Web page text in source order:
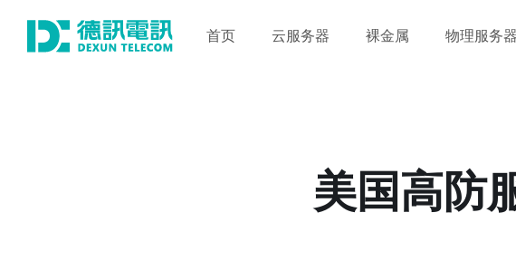
首页 云服务器 裸金属 物理服务器
美国高防